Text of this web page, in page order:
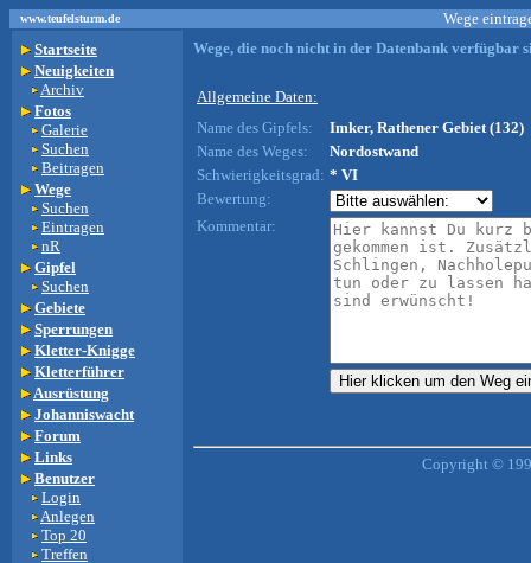
www.teufelsturm.de
Wege
Startseite
Neuigkeiten
Archiv
Fotos
Galerie
Suchen
Beitragen
Wege
Suchen
Eintragen
nR
Gipfel
Suchen
Gebiete
Sperrungen
Kletter-Knigge
Kletterführer
Ausrüstung
Johanniswacht
Forum
Links
Benutzer
Login
Anlegen
Top 20
Treffen
Wege, die noch nicht in der Datenbank verfügbar
Allgemeine Daten:
Name des Gipfels:
Imker, Rathener Gebiet (132)
Name des Weges:
Nordostwand
Schwierigkeitsgrad: * VI
Bewertung:
Kommentar:
Copyright ©